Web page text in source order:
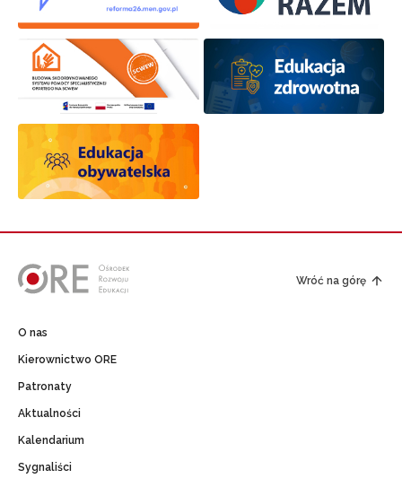
Wróć na górę
O nas
Kierownictwo ORE
Patronaty
Aktualności
Kalendarium
Sygnaliści